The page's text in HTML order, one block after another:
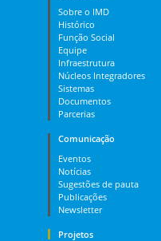
Sobre o IMD
Histórico
Função Social
Equipe
Infraestrutura
Núcleos Integradores
Sistemas
Documentos
Parcerias
Comunicação
Eventos
Notícias
Sugestões de pauta
Publicações
Newsletter
Projetos